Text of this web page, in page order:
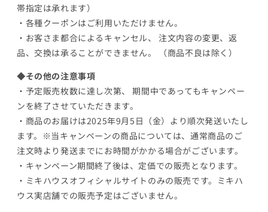
帯指定は承れます）
・各種クーポンはご利用いただけません。
・お客さま都合によるキャンセル、 注文内容の変更、返
品、交換は承ることができません。 （商品不良は除く）
◆その他の注意事項
・予定販売枚数に達し次第、 期間中であってもキャンペー
ンを終了させていただきます。
・商品のお届けは2025年9月5日（金）より順次発送いたし
ます。※当キャンペーンの商品については、通常商品のご
注文時より発送までにお時間がかかる場合がございます。
・キャンペーン期間終了後は、定価での販売となります。
・ミキハウスオフィシャルサイトのみの販売です。ミキハ
ウス実店舗での販売予定はございません。